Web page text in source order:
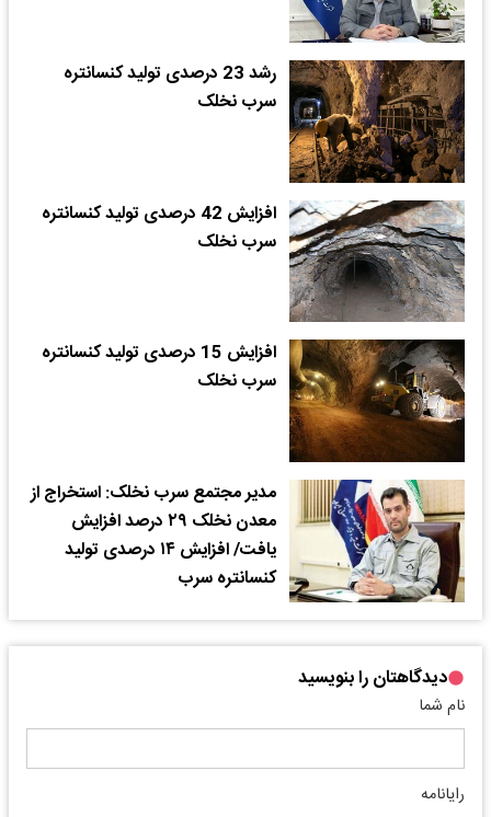
رشد 23 درصدی تولید کنسانتره
سرب نخلک
افزایش 42 درصدی تولید کنسانتره
سرب نخلک
افزایش 15 درصدی تولید کنسانتره
سرب نخلک
مدیر مجتمع سرب نخلک: استخراج از
معدن نخلک ۲۹ درصد افزایش
یافت/ افزایش ۱۴ درصدی تولید
کنسانتره سرب
دیدگاهتان را بنویسید
نام شما
رایانامه